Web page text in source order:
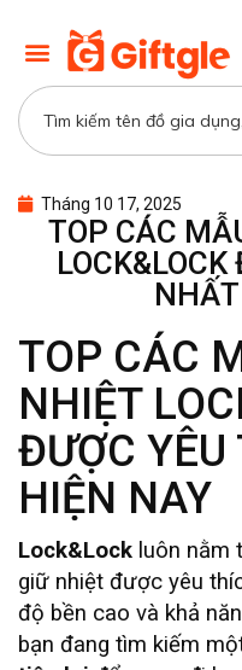
Tháng 10 17, 2025
TOP CÁC
TOP CÁC
NHIỆT
ĐƯỢC
HIỆN NAY
Lock&Lock luôn nằm
giữ nhiệt được yêu
độ bền cao và khả
bạn đang tìm kiếm